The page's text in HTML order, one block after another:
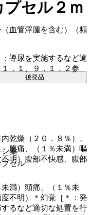
血管浮腫を含む）（頻
導尿を実施するなど適
．１、９．１．２参
乾燥（２０．８％）、
腹痛、（１％未満）嘔
明）腹部不快感、腹部
満）頭痛、（１％未
不明）＊幻覚［＊：発
るなど適切な処置を行
セル２ｍ
後発品
ン薬
セル